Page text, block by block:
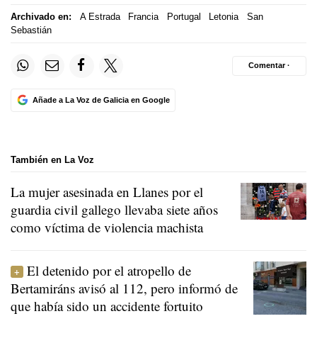
Archivado en: A Estrada Francia Portugal Letonia
San
Sebastián
Añade a La Voz de Galicia en Google
Comentar ·
También en La Voz
La mujer asesinada en Llanes por el
guardia civil gallego llevaba siete años
como víctima de violencia machista
El detenido por el atropello de
Bertamiráns avisó al 112, pero informó de
que había sido un accidente fortuito